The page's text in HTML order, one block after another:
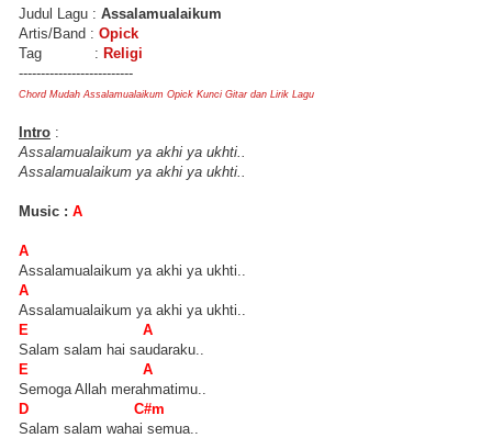
Judul Lagu : Assalamualaikum
Artis/Band : Opick
Tag : Religi
--------------------------
Chord Mudah Assalamualaikum Opick Kunci Gitar dan Lirik Lagu
Intro :
Assalamualaikum ya akhi ya ukhti..
Assalamualaikum ya akhi ya ukhti..
Music : A
A
Assalamualaikum ya akhi ya ukhti..
A
Assalamualaikum ya akhi ya ukhti..
E A
Salam salam hai saudaraku..
E A
Semoga Allah merahmatimu..
D C#m
Salam salam wahai semua..